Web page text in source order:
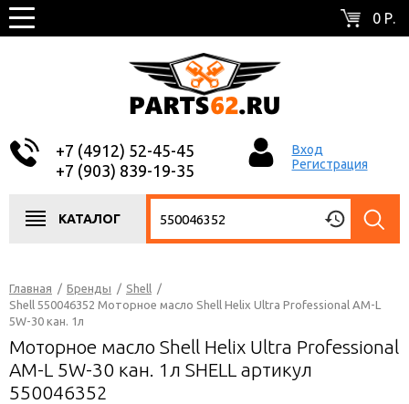
0 Р.
+7 (4912) 52-45-45
+7 (903) 839-19-35
Вход
Регистрация
КАТАЛОГ
Главная / Бренды / Shell /
Shell 550046352 Моторное масло Shell Helix Ultra Professional AM-L
5W-30 кан. 1л
Моторное масло Shell Helix Ultra Professional
AM-L 5W-30 кан. 1л SHELL артикул
550046352